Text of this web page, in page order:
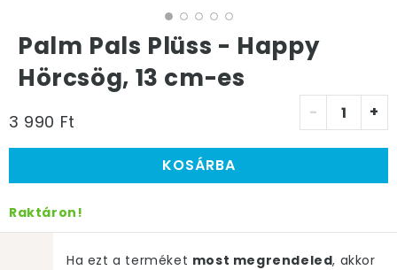
Palm Pals Plüss - Happy
Hörcsög, 13 cm-es
3 990 Ft - +
KOSÁRBA
Raktáron!
Ha ezt a terméket most megrendeled, akkor